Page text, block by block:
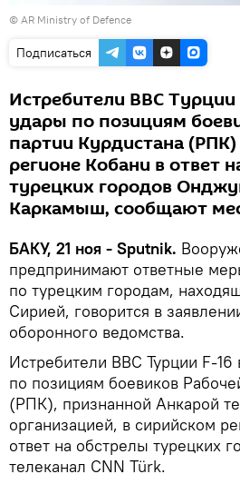
© AR Ministry of Defence
Подписаться
Истребители ВВС Турции
удары по позициям
партии Курдистана
регионе Кобани в ответ
турецких городов
Каркамыш, сообщают
БАКУ, 21 ноя - Sputnik.
предпринимают ответные
по турецким городам,
Сирией, говорится в
оборонного ведомства.
Истребители ВВС Турции F-16
по позициям боевиков
(РПК), признанной Анкарой
организацией, в сирийском
ответ на обстрелы турецких
телеканал CNN Türk.